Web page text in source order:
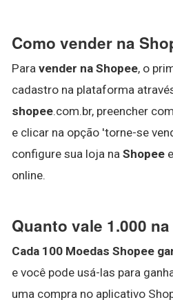
Como vender na
Para vender na Shopee, o
cadastro na plataforma
shopee.com.br, preencher
e clicar na opção 'torne-se
configure sua loja na Shopee
online.
Quanto vale 1.000
Cada 100 Moedas Shopee
e você pode usá-las para
uma compra no aplicativo